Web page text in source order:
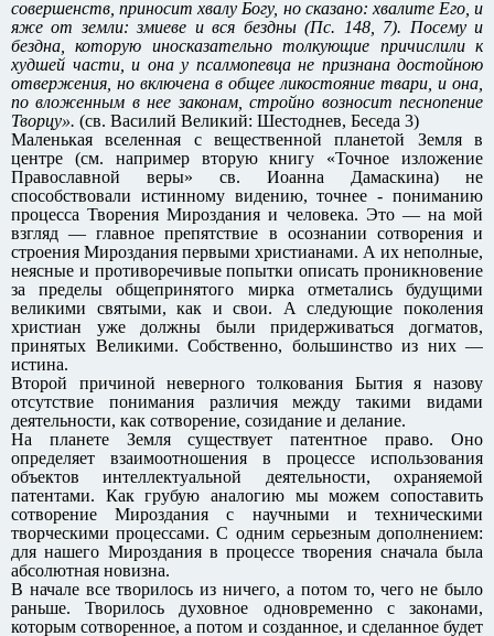
совершенств, приносит хвалу Богу, но сказано: хвалите Его, и
яже от земли: змиеве и вся бездны (Пс. 148, 7). Посему и
бездна, которую иносказательно толкующие причислили к
худшей части, и она у псалмопевца не признана достойною
отвержения, но включена в общее ликостояние твари, и она,
по вложенным в нее законам, стройно возносит песнопение
Творцу». (св. Василий Великий: Шестоднев, Беседа 3)
Маленькая вселенная с вещественной планетой Земля в
центре (см. например вторую книгу «Точное изложение
Православной веры» св. Иоанна Дамаскина) не
способствовали истинному видению, точнее - пониманию
процесса Творения Мироздания и человека. Это — на мой
взгляд — главное препятствие в осознании сотворения и
строения Мироздания первыми христианами. А их неполные,
неясные и противоречивые попытки описать проникновение
за пределы общепринятого мирка отметались будущими
великими святыми, как и свои. А следующие поколения
христиан уже должны были придерживаться догматов,
принятых Великими. Собственно, большинство из них —
истина.
Второй причиной неверного толкования Бытия я назову
отсутствие понимания различия между такими видами
деятельности, как сотворение, созидание и делание.
На планете Земля существует патентное право. Оно
определяет взаимоотношения в процессе использования
объектов интеллектуальной деятельности, охраняемой
патентами. Как грубую аналогию мы можем сопоставить
сотворение Мироздания с научными и техническими
творческими процессами. С одним серьезным дополнением:
для нашего Мироздания в процессе творения сначала была
абсолютная новизна.
В начале все творилось из ничего, а потом то, чего не было
раньше. Творилось духовное одновременно с законами,
которым сотворенное, а потом и созданное, и сделанное будет